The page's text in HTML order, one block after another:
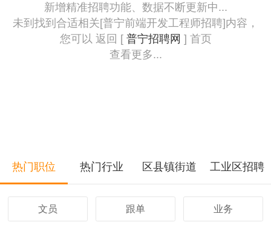
新增精准招聘功能、数据不断更新中...
未到找到合适相关[普宁前端开发工程师招聘]内容，
您可以 返回 [ 普宁招聘网 ] 首页
查看更多...
热门职位 热门行业 区县镇街道 工业区招聘
文员 跟单 业务